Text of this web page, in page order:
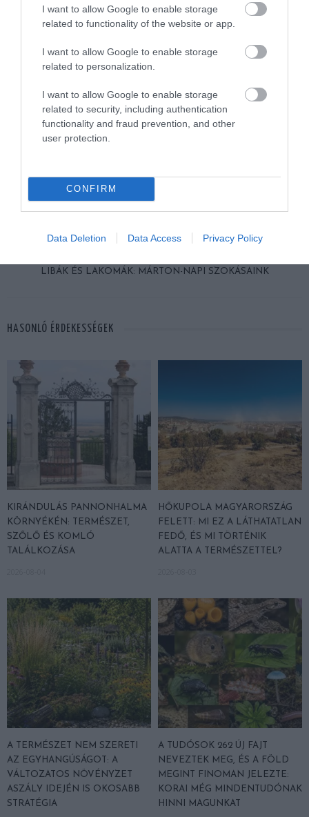
I want to allow Google to enable storage
related to functionality of the website or app.
I want to allow Google to enable storage
related to personalization.
I want to allow Google to enable storage
related to security, including authentication
functionality and fraud prevention, and other
user protection.
CONFIRM
Data Deletion Data Access Privacy Policy
LIBÁK ÉS LAKOMÁK: MÁRTON-NAPI SZOKÁSAINK
HASONLÓ ÉRDEKESSÉGEK
KIRÁNDULÁS PANNONHALMA
KÖRNYÉKÉN: TERMÉSZET,
SZŐLŐ ÉS KOMLÓ
TALÁLKOZÁSA
HŐKUPOLA MAGYARORSZÁG
FELETT: MI EZ A LÁTHATATLAN
FEDŐ, ÉS MI TÖRTÉNIK
ALATTA A TERMÉSZETTEL?
A TERMÉSZET NEM SZERETI
AZ EGYHANGÚSÁGOT: A
VÁLTOZATOS NÖVÉNYZET
ASZÁLY IDEJÉN IS OKOSABB
STRATÉGIA
A TUDÓSOK 262 ÚJ FAJT
NEVEZTEK MEG, ÉS A FÖLD
MEGINT FINOMAN JELEZTE:
KORAI MÉG MINDENTUDÓNAK
HINNI MAGUNKAT